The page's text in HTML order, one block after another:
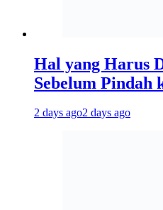
Hal yang Harus
Sebelum Pindah
2 days ago2 days ago